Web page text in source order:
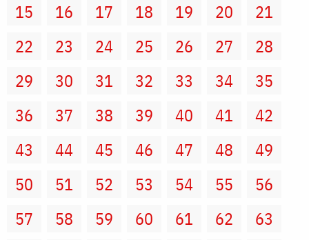
15
16 17 18 19 20
21
22
23 24 25 26 27
28
29
30 31 32 33 34
35
36
37 38 39 40 41
42
43
44 45 46 47 48
49
50
51 52 53 54 55
56
57
58 59 60 61 62
63